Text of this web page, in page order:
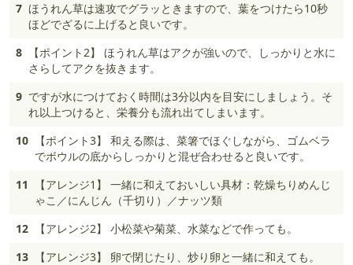
7 ほうれん草は速攻でグラッときますので、葉をつけたら10秒
ほどでざるに上げると良いです。
8
【ポイント2】 ほうれん草はアクが強いので、しっかりと水に
さらしてアクを抜きます。
9 ですが水につけておく時間は3分以内を目安にしましょう。そ
れ以上つけると、栄養分も流れ出てしまいます。
10
【ポイント3】 和える際は、菜箸でほぐしながら、ゴムベラ
でボウルの底からしっかりと混ぜ合わせると良いです。
11
【アレンジ1】 一緒に和えておいしい具材：乾燥ちりめんじ
ゃこ／にんじん（千切り）／ナッツ類
12
【アレンジ2】 小松菜や菊菜、水菜などで作っても。
13
【アレンジ3】 卵で閉じたり、炒り卵と一緒に和えても。